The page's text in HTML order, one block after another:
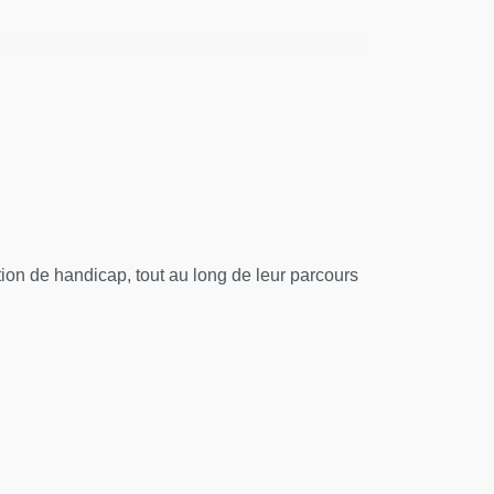
de handicap, tout au long de leur parcours